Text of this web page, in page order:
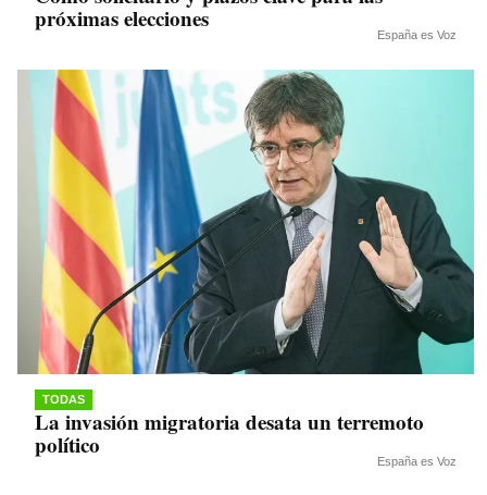
próximas elecciones
España es Voz
TODAS
La invasión migratoria desata un terremoto
político
España es Voz